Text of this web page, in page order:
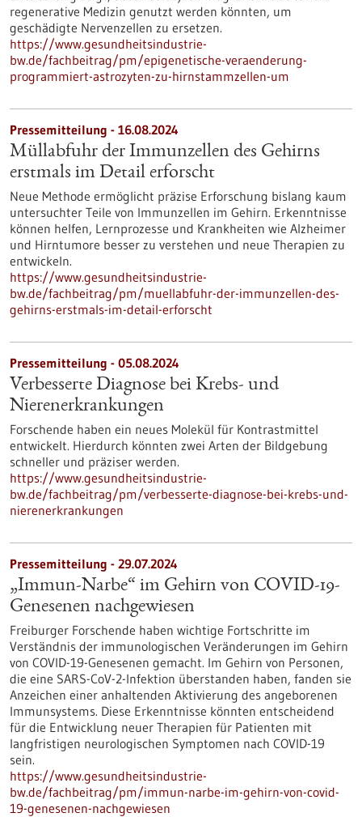
regenerative Medizin genutzt werden könnten, um
geschädigte Nervenzellen zu ersetzen.
https://www.gesundheitsindustrie-
bw.de/fachbeitrag/pm/epigenetische-veraenderung-
programmiert-astrozyten-zu-hirnstammzellen-um
Pressemitteilung - 16.08.2024
Müllabfuhr der Immunzellen des Gehirns
erstmals im Detail erforscht
Neue Methode ermöglicht präzise Erforschung bislang kaum
untersuchter Teile von Immunzellen im Gehirn. Erkenntnisse
können helfen, Lernprozesse und Krankheiten wie Alzheimer
und Hirntumore besser zu verstehen und neue Therapien zu
entwickeln.
https://www.gesundheitsindustrie-
bw.de/fachbeitrag/pm/muellabfuhr-der-immunzellen-des-
gehirns-erstmals-im-detail-erforscht
Pressemitteilung - 05.08.2024
Verbesserte Diagnose bei Krebs- und
Nierenerkrankungen
Forschende haben ein neues Molekül für Kontrastmittel
entwickelt. Hierdurch könnten zwei Arten der Bildgebung
schneller und präziser werden.
https://www.gesundheitsindustrie-
bw.de/fachbeitrag/pm/verbesserte-diagnose-bei-krebs-und-
nierenerkrankungen
Pressemitteilung - 29.07.2024
„Immun-Narbe“ im Gehirn von COVID-19-
Genesenen nachgewiesen
Freiburger Forschende haben wichtige Fortschritte im
Verständnis der immunologischen Veränderungen im Gehirn
von COVID-19-Genesenen gemacht. Im Gehirn von Personen,
die eine SARS-CoV-2-Infektion überstanden haben, fanden sie
Anzeichen einer anhaltenden Aktivierung des angeborenen
Immunsystems. Diese Erkenntnisse könnten entscheidend
für die Entwicklung neuer Therapien für Patienten mit
langfristigen neurologischen Symptomen nach COVID-19
sein.
https://www.gesundheitsindustrie-
bw.de/fachbeitrag/pm/immun-narbe-im-gehirn-von-covid-
19-genesenen-nachgewiesen